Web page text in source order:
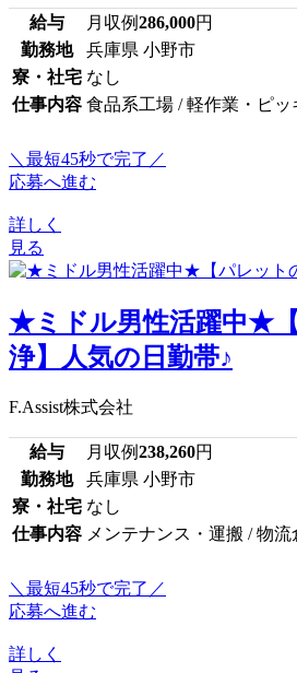
給与 月収例286,000円
勤務地
兵庫県 小野市
寮・社宅 なし
仕事内容 食品系工場 / 軽作業・ピッ
＼最短45秒で完了／
応募へ進む
詳しく
見る
★ミドル男性活躍中★
浄】人気の日勤帯♪
F.Assist株式会社
給与 月収例238,260円
勤務地
兵庫県 小野市
寮・社宅 なし
仕事内容 メンテナンス・運搬 / 物流
＼最短45秒で完了／
応募へ進む
詳しく